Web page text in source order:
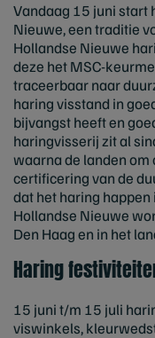
Vandaag 15 juni start
Nieuwe, een traditie
Hollandse Nieuwe
deze het MSC-
traceerbaar naar
haring visstand in
bijvangst heeft en
haringvisserij zit al
waarna de landen om
certificering van de
dat het haring happen
Hollandse Nieuwe
Den Haag en in het
Haring
15 juni t/m 15 juli
viswinkels,